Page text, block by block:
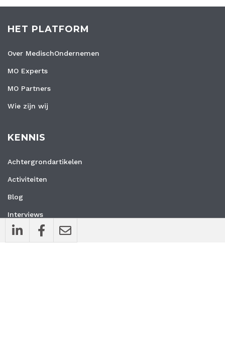
HET PLATFORM
Over MedischOndernemen
MO Experts
MO Partners
Wie zijn wij
KENNIS
Achtergrondartikelen
Activiteiten
Blog
Interviews
Nieuws